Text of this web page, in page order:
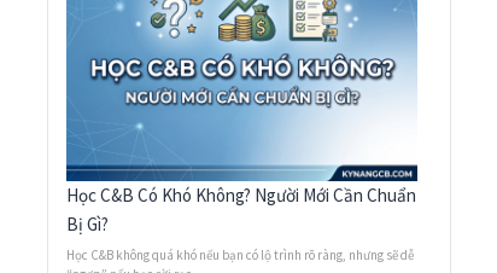
Học C&B Có Khó Không? Người Mới Cần Chuẩn
Bị Gì?
Học C&B không quá khó nếu bạn có lộ trình rõ ràng, nhưng sẽ dễ